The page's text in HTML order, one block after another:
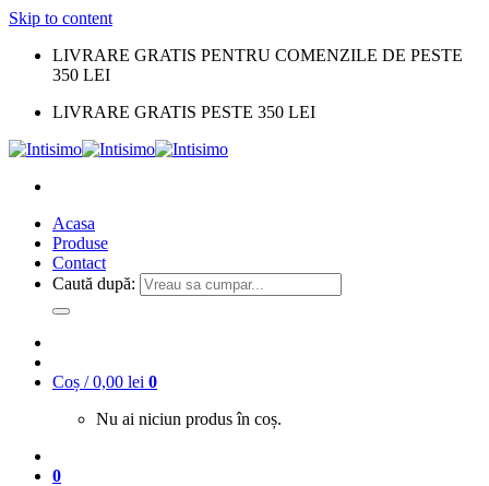
Skip to content
LIVRARE GRATIS PENTRU COMENZILE DE PESTE
350 LEI
LIVRARE GRATIS PESTE 350 LEI
Acasa
Produse
Contact
Caută după:
Coș /0,00 lei 0
Nu ai niciun produs în coș.
0